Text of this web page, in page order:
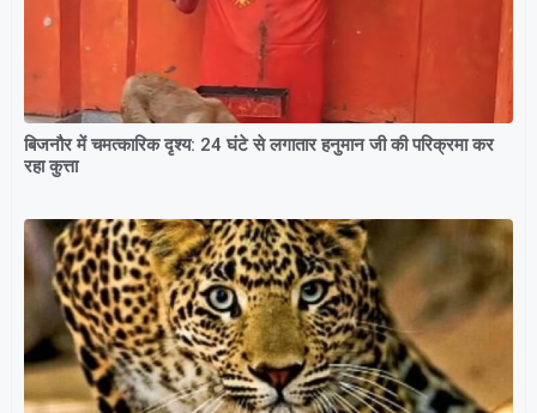
बिजनौर में चमत्कारिक दृश्य: 24 घंटे से लगातार हनुमान जी की परिक्रमा कर
रहा कुत्ता